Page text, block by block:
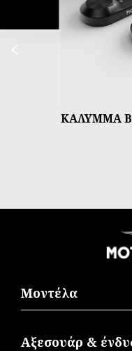
ΚΑΛΥΜΜΑ
Μοντέλα
Αξεσουάρ &